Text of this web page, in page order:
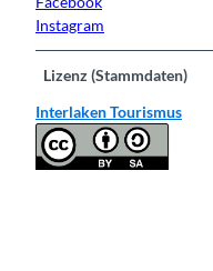
Instagram
Lizenz (Stammdaten)
Interlaken Tourismus